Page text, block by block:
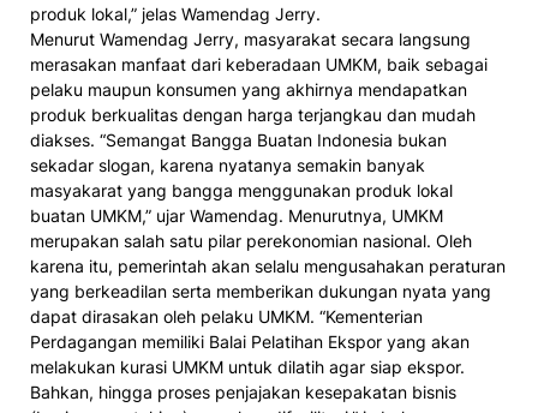
produk lokal,” jelas Wamendag Jerry.
Menurut Wamendag Jerry, masyarakat secara langsung
merasakan manfaat dari keberadaan UMKM, baik sebagai
pelaku maupun konsumen yang akhirnya mendapatkan
produk berkualitas dengan harga terjangkau dan mudah
diakses. “Semangat Bangga Buatan Indonesia bukan
sekadar slogan, karena nyatanya semakin banyak
masyakarat yang bangga menggunakan produk lokal
buatan UMKM,” ujar Wamendag. Menurutnya, UMKM
merupakan salah satu pilar perekonomian nasional. Oleh
karena itu, pemerintah akan selalu mengusahakan peraturan
yang berkeadilan serta memberikan dukungan nyata yang
dapat dirasakan oleh pelaku UMKM. “Kementerian
Perdagangan memiliki Balai Pelatihan Ekspor yang akan
melakukan kurasi UMKM untuk dilatih agar siap ekspor.
Bahkan, hingga proses penjajakan kesepakatan bisnis